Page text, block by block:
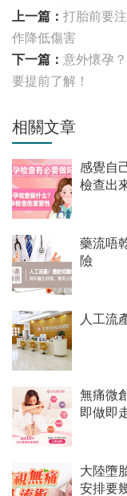
上一篇： 打胎前要
作降低傷害
下一篇： 意外懷孕
要提前了解！
相關文章
感覺自
檢查出
藥流唔
險
人工流
無痛微
即做即
大陸墮
安排要